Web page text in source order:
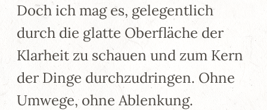
Doch ich mag es, gelegentlich
durch die glatte Oberfläche der
Klarheit zu schauen und zum Kern
der Dinge durchzudringen. Ohne
Umwege, ohne Ablenkung.